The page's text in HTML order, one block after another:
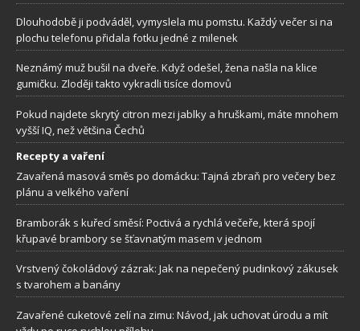
Dlouhodobě ji podváděl, vymyslela mu pomstu. Každý večer si na
plochu telefonu přidala fotku jedné z milenek
Neznámý muž bušil na dveře. Když odešel, žena našla na klice
gumičku. Zloději takto vykradli tisíce domovů
Pokud najdete skrytý citron mezi jablky a hruškami, máte mnohem
vyšší IQ, než většina Čechů
Recepty a vaření
Zavařená masová směs po domácku: Tajná zbraň pro večery bez
plánu a velkého vaření
Bramborák s kuřecí směsí: Poctivá a rychlá večeře, která spojí
křupavé brambory se šťavnatým masem v jednom
Vrstvený čokoládový zázrak: Jak na nepečený pudinkový zákusek
s tvarohem a banány
Zavařené cuketové zelí na zimu: Návod, jak uchovat úrodu a mít